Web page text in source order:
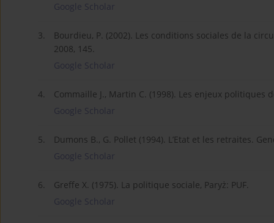
Google Scholar
3.
Bourdieu, P. (2002). Les conditions sociales de la
2008, 145.
Google Scholar
4.
Commaille J., Martin C. (1998). Les enjeux politiques
Google Scholar
5.
Dumons B., G. Pollet (1994). L’Etat et les retraites.
Google Scholar
6.
Greffe X. (1975). La politique sociale, Paryż: PUF.
Google Scholar